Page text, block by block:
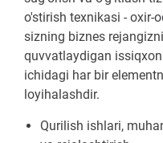
o'stirish texnikasi - oxir-
sizning biznes
quvvatlaydigan
ichidagi har bir
loyihalashdir.
Qurilish ishlari,